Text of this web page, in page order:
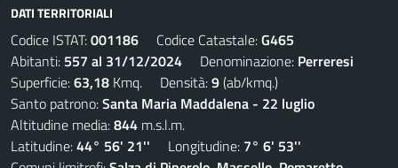
DATI TERRITORIALI
Codice ISTAT:001186 Codice Catastale:G465
Abitanti: 557 al 31/12/2024 Denominazione: Perreresi
Superficie:63,18 Kmq. Densità:9(ab/kmq.)
Santo patrono:Santa Maria Maddalena - 22 luglio
Altitudine media:844 m.s.l.m.
Latitudine:44° 56' 21'' Longitudine: 7° 6' 53''